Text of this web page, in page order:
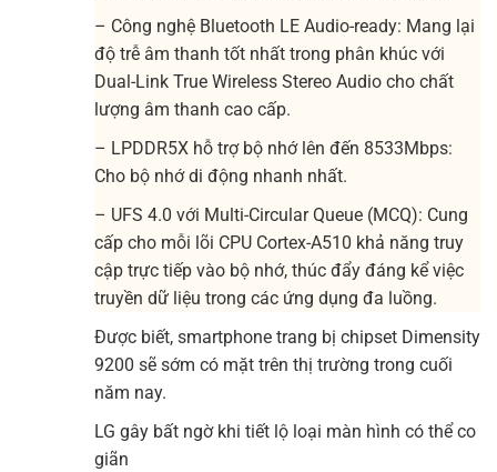
– Công nghệ Bluetooth LE Audio-ready: Mang lại
độ trễ âm thanh tốt nhất trong phân khúc với
Dual-Link True Wireless Stereo Audio cho chất
lượng âm thanh cao cấp.
– LPDDR5X hỗ trợ bộ nhớ lên đến 8533Mbps:
Cho bộ nhớ di động nhanh nhất.
– UFS 4.0 với Multi-Circular Queue (MCQ): Cung
cấp cho mỗi lõi CPU Cortex-A510 khả năng truy
cập trực tiếp vào bộ nhớ, thúc đẩy đáng kể việc
truyền dữ liệu trong các ứng dụng đa luồng.
Được biết, smartphone trang bị chipset Dimensity
9200 sẽ sớm có mặt trên thị trường trong cuối
năm nay.
LG gây bất ngờ khi tiết lộ loại màn hình có thể co
giãn